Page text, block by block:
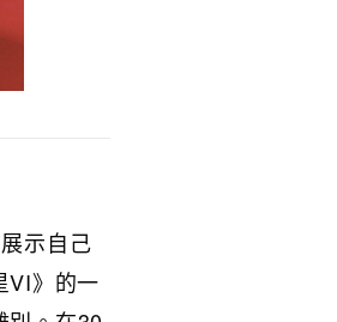
示自己
VI》的一